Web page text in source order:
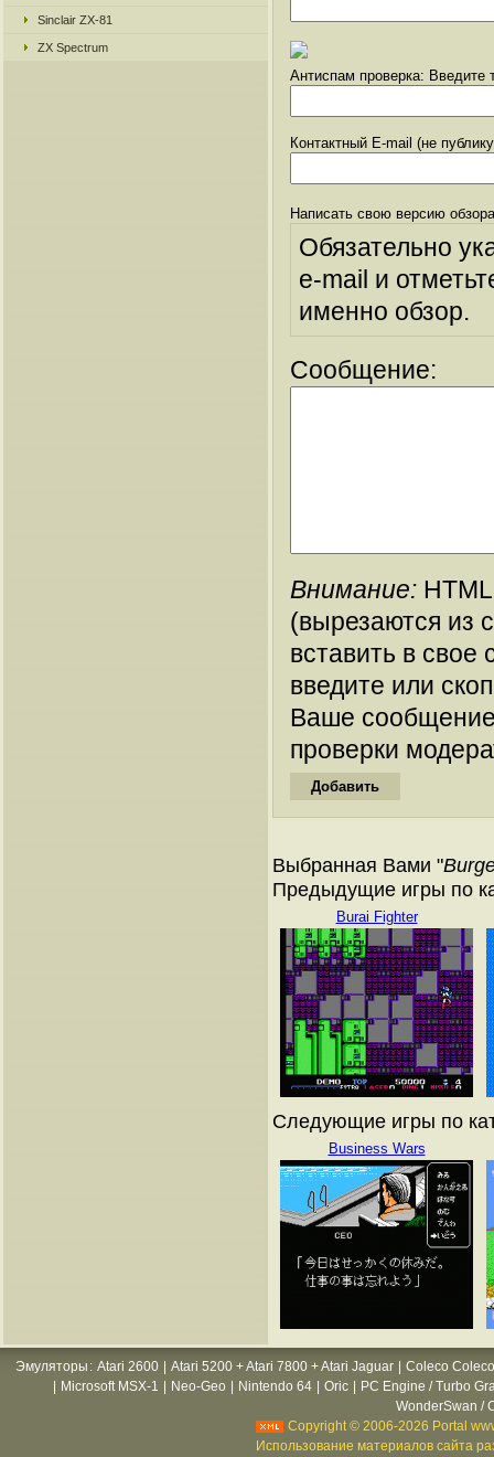
Sinclair ZX-81
ZX Spectrum
Антиспам проверка: Введите
Контактный E-mail (не
Написать свою версию
Обязательно
e-mail и
именно обзор.
Сообщение:
Внимание:
(вырезаются из
вставить в
введите или
Ваше
проверки
Выбранная Вами "
Предыдущие игры по
Burai Fighter
Следующие игры по
Business Wars
Эмуляторы : Atari 2600 Atari 5200 + Atari 7800 + Atari Jaguar
Coleco
Microsoft MSX-1 Neo-Geo Nintendo 64 Oric
PC Engine / Turbo
WonderSwan /
Copyright © 2006-2026 Portal
Использование материалов сайта